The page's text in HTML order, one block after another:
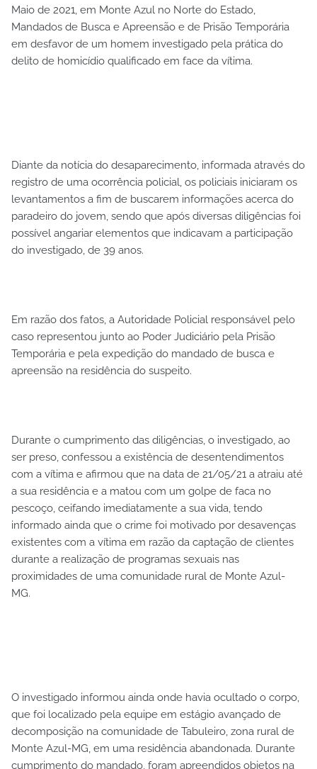
Maio de 2021, em Monte Azul no Norte do Estado,
Mandados de Busca e Apreensão e de Prisão Temporária
em desfavor de um homem investigado pela prática do
delito de homicídio qualificado em face da vítima.
Diante da notícia do desaparecimento, informada através do
registro de uma ocorrência policial, os policiais iniciaram os
levantamentos a fim de buscarem informações acerca do
paradeiro do jovem, sendo que após diversas diligências foi
possível angariar elementos que indicavam a participação
do investigado, de 39 anos.
Em razão dos fatos, a Autoridade Policial responsável pelo
caso representou junto ao Poder Judiciário pela Prisão
Temporária e pela expedição do mandado de busca e
apreensão na residência do suspeito.
Durante o cumprimento das diligências, o investigado, ao
ser preso, confessou a existência de desentendimentos
com a vítima e afirmou que na data de 21/05/21 a atraiu até
a sua residência e a matou com um golpe de faca no
pescoço, ceifando imediatamente a sua vida, tendo
informado ainda que o crime foi motivado por desavenças
existentes com a vítima em razão da captação de clientes
durante a realização de programas sexuais nas
proximidades de uma comunidade rural de Monte Azul-
MG.
O investigado informou ainda onde havia ocultado o corpo,
que foi localizado pela equipe em estágio avançado de
decomposição na comunidade de Tabuleiro, zona rural de
Monte Azul-MG, em uma residência abandonada. Durante
cumprimento do mandado, foram apreendidos objetos na